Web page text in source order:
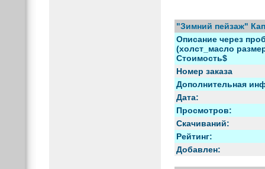
"Зимний пейзаж"
Описание через
(холст_масло
Стоимость$
Номер заказа
Дополнительная
Дата:
Просмотров:
Скачиваний:
Рейтинг:
Добавлен: